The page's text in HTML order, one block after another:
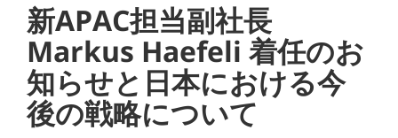
新APAC担当副社長
Markus Haefeli 着任のお
知らせと日本における今
後の戦略について